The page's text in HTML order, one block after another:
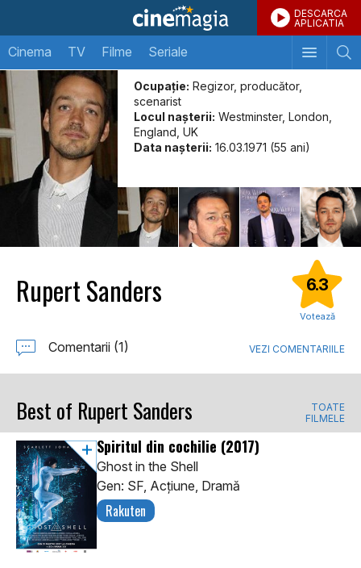
DESCARCA
APLICATIA
Cinema TV Filme Seriale
Ocupație: Regizor, producător,
scenarist
Locul naşterii: Westminster, London,
England, UK
Data naşterii: 16.03.1971 (55 ani)
Rupert Sanders 6.3
Votează
Comentarii (1) VEZI COMENTARIILE
Best of Rupert Sanders
TOATE
FILMELE
Spiritul din cochilie (2017)
Ghost in the Shell
Gen: SF, Acţiune, Dramă
Rakuten